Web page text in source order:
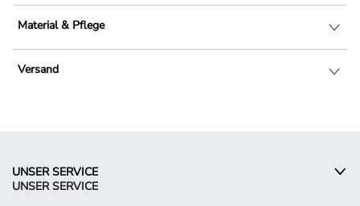
Material & Pflege
Versand
UNSER SERVICE
UNSER SERVICE